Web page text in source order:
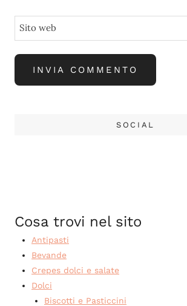
Sito web
SOCIAL
Cosa trovi nel sito
Antipasti
Bevande
Crepes dolci e salate
Dolci
Biscotti e Pasticcini